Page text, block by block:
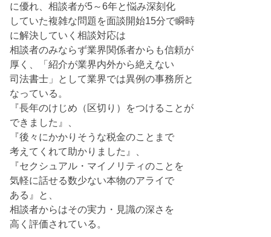
に優れ、相談者が5～6年と悩み深刻化
していた複雑な問題を面談開始15分で瞬時
に解決していく相談対応は
相談者のみならず業界関係者からも信頼が
厚く、「紹介が業界内外から絶えない
司法書士」として業界では異例の事務所と
なっている。
『長年のけじめ（区切り）をつけることが
できました』、
『後々にかかりそうな税金のことまで
考えてくれて助かりました』、
『セクシュアル・マイノリティのことを
気軽に話せる数少ない本物のアライで
ある』と、
相談者からはその実力・見識の深さを
高く評価されている。